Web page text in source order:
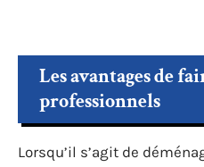
Les avantages de
professionnels
Lorsqu’il s’agit de